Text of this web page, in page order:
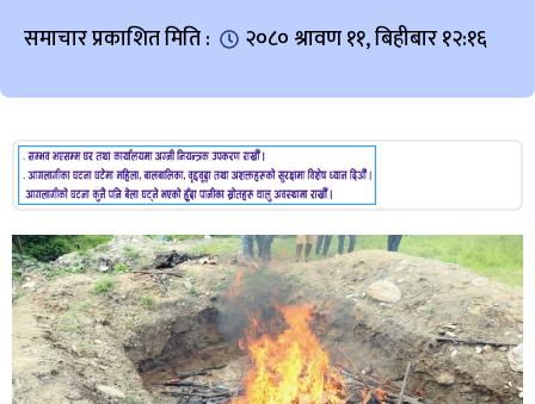
समाचार प्रकाशित मिति : २०८० श्रावण ११, बिहीबार १२:१६